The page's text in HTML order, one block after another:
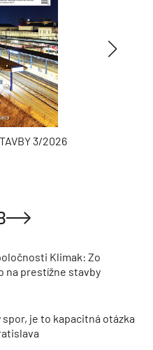
3/2026
Klimak: Zo
na prestížne stavby
je to kapacitná otázka